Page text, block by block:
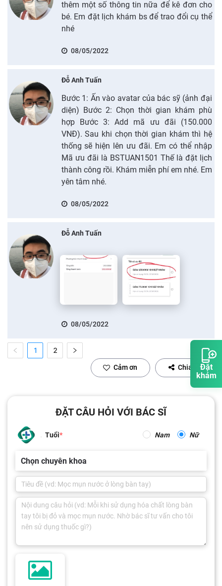
Đặt
khám
thêm một số thông tin nữa để kê đơn cho
bé. Em đặt lịch khám bs để trao đổi cụ thể
nhé
08/05/2022
Đỗ Anh Tuấn
Bước 1: Ấn vào avatar của bác sỹ (ảnh đại
diện) Bước 2: Chọn thời gian khám phù
hợp Bước 3: Add mã ưu đãi (150.000
VNĐ). Sau khi chọn thời gian khám thì hệ
thống sẽ hiện lên ưu đãi. Em có thể nhập
Mã ưu đãi là BSTUAN1501 Thế là đặt lịch
thành công rồi. Khám miễn phí em nhé. Em
yên tâm nhé.
08/05/2022
Đỗ Anh Tuấn
08/05/2022
1 2
Cảm ơn Chia sẻ
ĐẶT CÂU HỎI VỚI BÁC SĨ
Tuổi Nam Nữ
Chọn chuyên khoa